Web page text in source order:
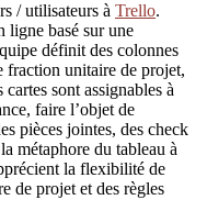
/ utilisateurs à Trello.
ligne basé sur une
définit des colonnes
fraction unitaire de projet,
sont assignables à
faire l’objet de
pièces jointes, des check
métaphore du tableau à
la flexibilité de
de projet et des règles